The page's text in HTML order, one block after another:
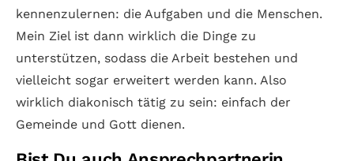
kennenzulernen: die Aufgaben und die Menschen.
Mein Ziel ist dann wirklich die Dinge zu
unterstützen, sodass die Arbeit bestehen und
vielleicht sogar erweitert werden kann. Also
wirklich diakonisch tätig zu sein: einfach der
Gemeinde und Gott dienen.